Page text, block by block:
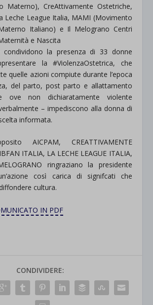
Materno), CreAttivamente Ostetriche,
Leche League Italia, MAMI (Movimento
Italiano) e Il Melograno Centri
e Nascita
condividono la presenza di 33 donne
la #ViolenzaOstetrica, che
quelle azioni compiute durante l’epoca
del parto, post parto e allattamento
ove non dichiaratamente violente
– impediscono alla donna di
informata.
AICPAM, CREATTIVAMENTE
ITALIA, LA LECHE LEAGUE ITALIA,
ringraziano la presidente
così carica di signifcati che
cultura.
IN PDF
CONDIVIDERE: